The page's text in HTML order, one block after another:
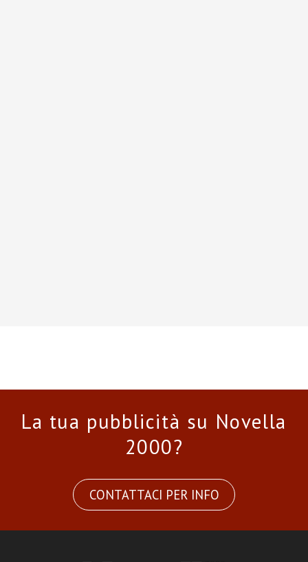
La tua pubblicità su Novella
2000?
CONTATTACI PER INFO